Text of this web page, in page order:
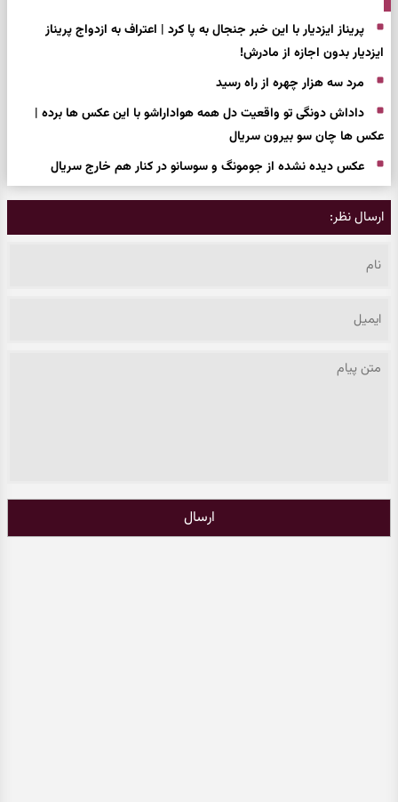
پریناز ایزدیار با این خبر جنجال به پا کرد | اعتراف به ازدواج پریناز
ایزدیار بدون اجازه از مادرش!
مرد سه هزار چهره از راه رسید
داداش دونگی تو واقعیت دل همه هواداراشو با این عکس ها برده |
عکس ها چان سو بیرون سریال
عکس دیده نشده از جومونگ و سوسانو در کنار هم خارج سریال
ارسال نظر:
ارسال